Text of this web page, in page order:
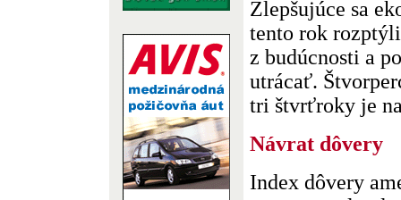
Zlepšujúce sa
tento rok
z budúcnosti a
utrácať.
tri štvrťroky je
Návrat dôvery
Index dôvery